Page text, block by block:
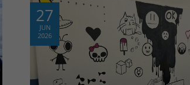
27
JUN
2026